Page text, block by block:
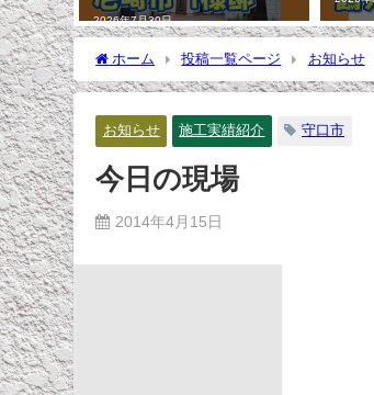
2026年7月30日
ホーム 投稿一覧ページ お知らせ
お知らせ 施工実績紹介 守口市
今日の現場
2014年4月15日